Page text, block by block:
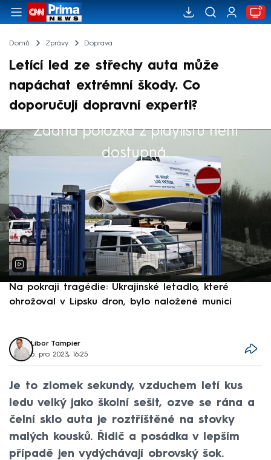
Domů Zprávy Doprava
Letící led ze střechy auta může
napáchat extrémní škody. Co
doporučují dopravní experti?
Žádná položka z playlistu není
dostupná.
Výběr redakce
Na pokraji tragédie: Ukrajinské letadlo, které
ohrožoval v Lipsku dron, bylo naložené municí
Libor Tampier
6. pro 2023, 16:25
Je to zlomek sekundy, vzduchem letí kus
ledu velký jako školní sešit, ozve se rána a
čelní sklo auta je roztříštěné na stovky
malých kousků. Řidič a posádka v lepším
případě jen vydýchávají obrovský šok.